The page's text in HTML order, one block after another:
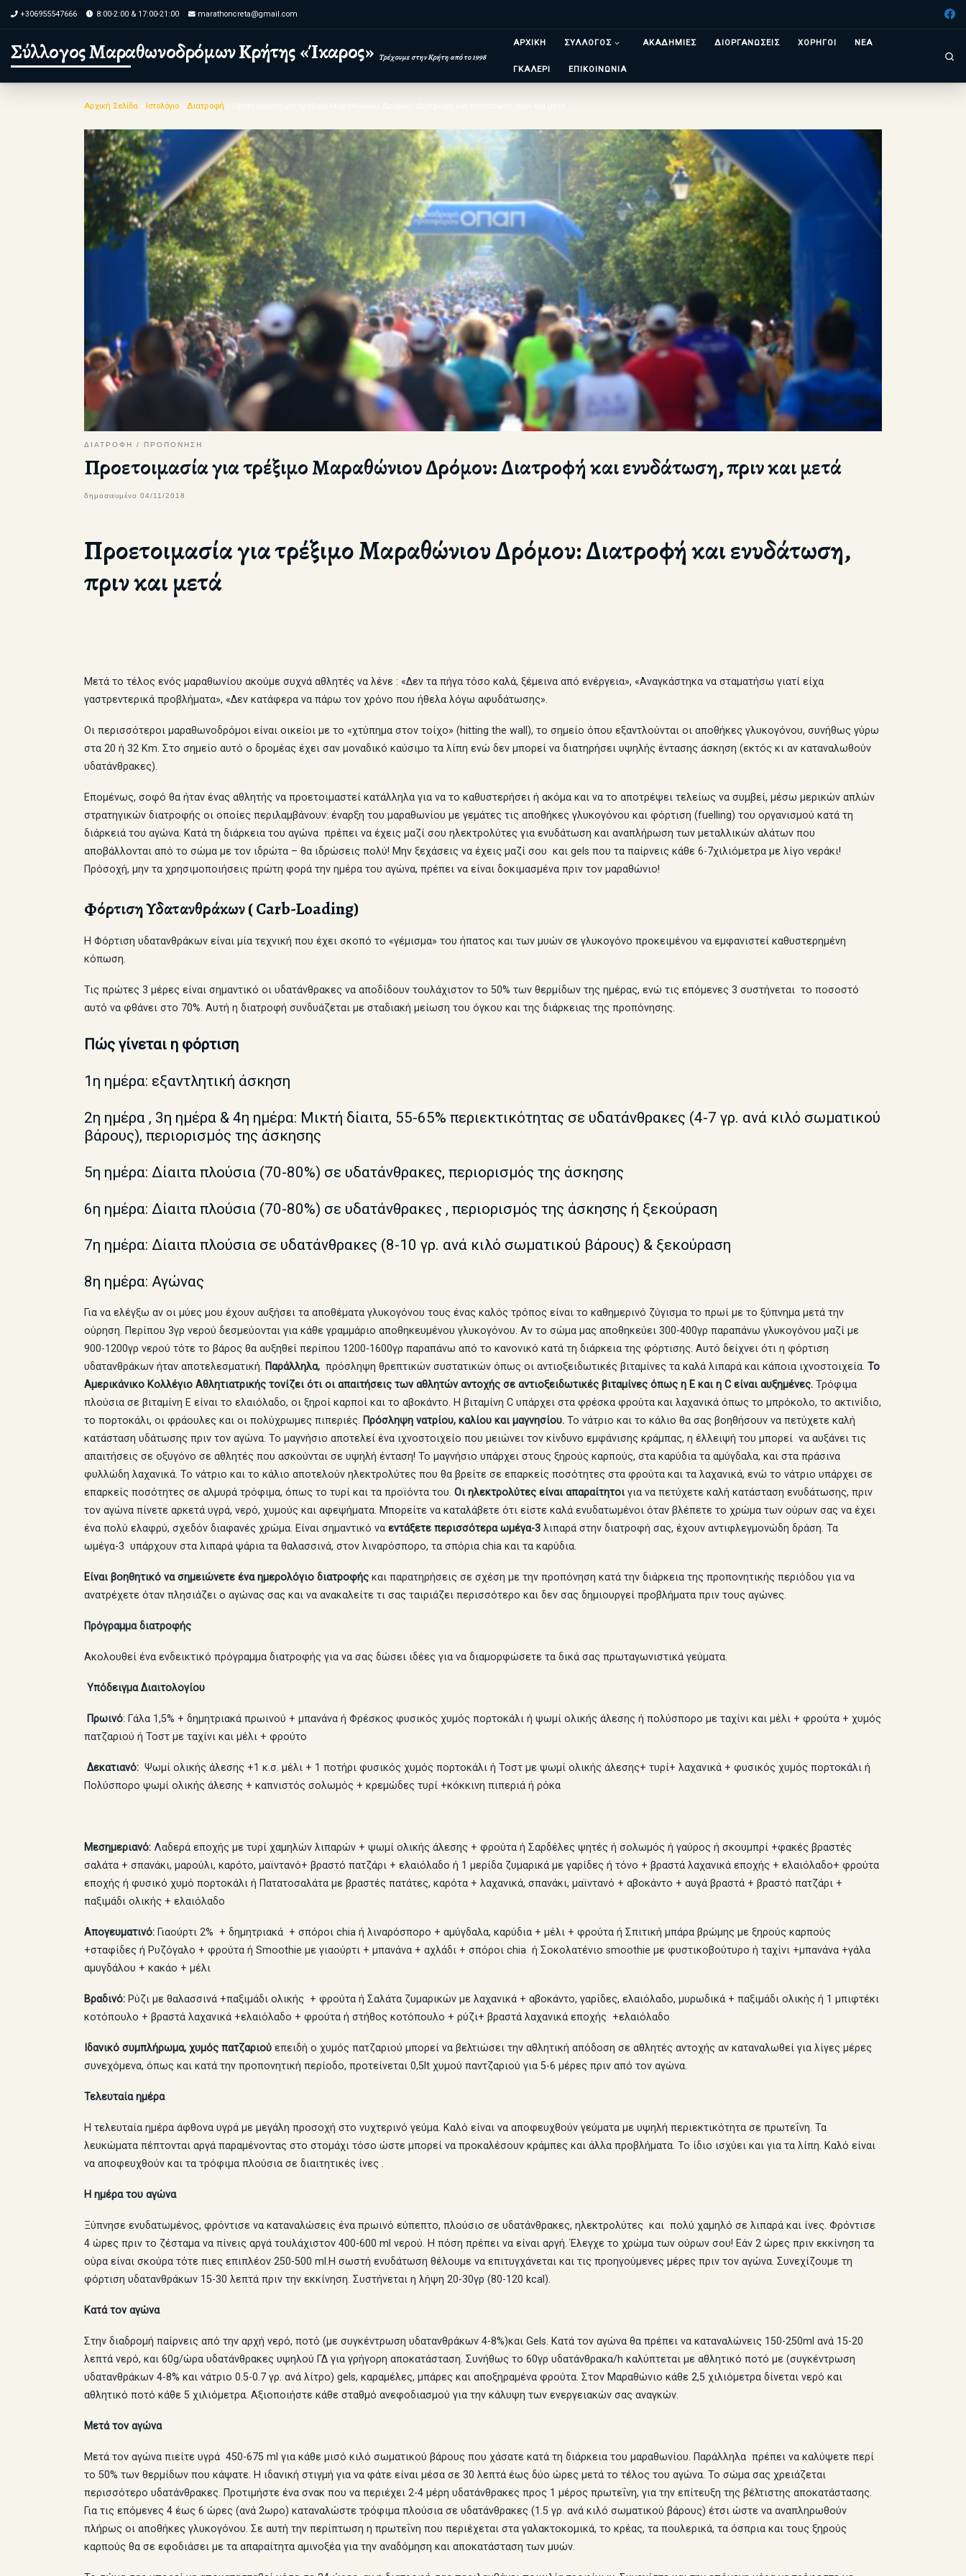
Skip to content
+306955547666 8:00-2:00 & 17:00-21:00 marathoncreta@gmail.com
Σύλλογος Μαραθωνοδρόμων Κρήτης «Ίκαρος» Τρέχουμε στην Κρήτη από το 1998
ΑΡΧΙΚΗ ΣΥΛΛΟΓΟΣ ΑΚΑΔΗΜΙΕΣ ΔΙΟΡΓΑΝΩΣΕΙΣ ΧΟΡΗΓΟΙ ΝΕΑ
ΓΚΑΛΕΡΙ ΕΠΙΚΟΙΝΩΝΙΑ
Αρχική Σελίδα Ιστολόγιο Διατροφή
ΔΙΑΤΡΟΦΗ ΠΡΟΠΟΝΗΣΗ
Προετοιμασία για τρέξιμο Μαραθώνιου Δρόμου: Διατροφή και ενυδάτωση, πριν και μετά
δημοσιευμένο 04/11/2018
Προετοιμασία για τρέξιμο Μαραθώνιου Δρόμου: Διατροφή και ενυδάτωση,
πριν και μετά
Μετά το τέλος ενός μαραθωνίου ακούμε συχνά αθλητές να λένε : «Δεν τα πήγα τόσο καλά, ξέμεινα από ενέργεια», «Αναγκάστηκα να σταματήσω γιατί είχα
γαστρεντερικά προβλήματα», «Δεν κατάφερα να πάρω τον χρόνο που ήθελα λόγω αφυδάτωσης».
Οι περισσότεροι μαραθωνοδρόμοι είναι οικείοι με το «χτύπημα στον τοίχο» (hitting the wall), το σημείο όπου εξαντλούνται οι αποθήκες γλυκογόνου, συνήθως γύρω
στα 20 ή 32 Km. Στο σημείο αυτό ο δρομέας έχει σαν μοναδικό καύσιμο τα λίπη ενώ δεν μπορεί να διατηρήσει υψηλής έντασης άσκηση (εκτός κι αν καταναλωθούν
υδατάνθρακες).
Επομένως, σοφό θα ήταν ένας αθλητής να προετοιμαστεί κατάλληλα για να το καθυστερήσει ή ακόμα και να το αποτρέψει τελείως να συμβεί, μέσω μερικών απλών
στρατηγικών διατροφής οι οποίες περιλαμβάνουν: έναρξη του μαραθωνίου με γεμάτες τις αποθήκες γλυκογόνου και φόρτιση (fuelling) του οργανισμού κατά τη
διάρκειά του αγώνα. Κατά τη διάρκεια του αγώνα πρέπει να έχεις μαζί σου ηλεκτρολύτες για ενυδάτωση και αναπλήρωση των μεταλλικών αλάτων που
αποβάλλονται από το σώμα με τον ιδρώτα – θα ιδρώσεις πολύ! Μην ξεχάσεις να έχεις μαζί σου και gels που τα παίρνεις κάθε 6-7χιλιόμετρα με λίγο νεράκι!
Πρόσοχή, μην τα χρησιμοποιήσεις πρώτη φορά την ημέρα του αγώνα, πρέπει να είναι δοκιμασμένα πριν τον μαραθώνιο!
Φόρτιση Υδατανθράκων ( Carb-Loading)
Η Φόρτιση υδατανθράκων είναι μία τεχνική που έχει σκοπό το «γέμισμα» του ήπατος και των μυών σε γλυκογόνο προκειμένου να εμφανιστεί καθυστερημένη
κόπωση.
Τις πρώτες 3 μέρες είναι σημαντικό οι υδατάνθρακες να αποδίδουν τουλάχιστον το 50% των θερμίδων της ημέρας, ενώ τις επόμενες 3 συστήνεται το ποσοστό
αυτό να φθάνει στο 70%. Αυτή η διατροφή συνδυάζεται με σταδιακή μείωση του όγκου και της διάρκειας της προπόνησης.
Πώς γίνεται η φόρτιση
1η ημέρα: εξαντλητική άσκηση
2η ημέρα , 3η ημέρα & 4η ημέρα: Μικτή δίαιτα, 55-65% περιεκτικότητας σε υδατάνθρακες (4-7 γρ. ανά κιλό σωματικού
βάρους), περιορισμός της άσκησης
5η ημέρα: Δίαιτα πλούσια (70-80%) σε υδατάνθρακες, περιορισμός της άσκησης
6η ημέρα: Δίαιτα πλούσια (70-80%) σε υδατάνθρακες , περιορισμός της άσκησης ή ξεκούραση
7η ημέρα: Δίαιτα πλούσια σε υδατάνθρακες (8-10 γρ. ανά κιλό σωματικού βάρους) & ξεκούραση
8η ημέρα: Αγώνας
Για να ελέγξω αν οι μύες μου έχουν αυξήσει τα αποθέματα γλυκογόνου τους ένας καλός τρόπος είναι το καθημερινό ζύγισμα το πρωί με το ξύπνημα μετά την
ούρηση. Περίπου 3γρ νερού δεσμεύονται για κάθε γραμμάριο αποθηκευμένου γλυκογόνου. Αν το σώμα μας αποθηκεύει 300-400γρ παραπάνω γλυκογόνου μαζί με
900-1200γρ νερού τότε το βάρος θα αυξηθεί περίπου 1200-1600γρ παραπάνω από το κανονικό κατά τη διάρκεια της φόρτισης. Αυτό δείχνει ότι η φόρτιση
υδατανθράκων ήταν αποτελεσματική. Παράλληλα, πρόσληψη θρεπτικών συστατικών όπως οι αντιοξειδωτικές βιταμίνες τα καλά λιπαρά και κάποια ιχνοστοιχεία. Το
Αμερικάνικο Κολλέγιο Αθλητιατρικής τονίζει ότι οι απαιτήσεις των αθλητών αντοχής σε αντιοξειδωτικές βιταμίνες όπως η Ε και η C είναι αυξημένες. Τρόφιμα
πλούσια σε βιταμίνη Ε είναι το ελαιόλαδο, οι ξηροί καρποί και το αβοκάντο. Η βιταμίνη C υπάρχει στα φρέσκα φρούτα και λαχανικά όπως το μπρόκολο, το ακτινίδιο,
το πορτοκάλι, οι φράουλες και οι πολύχρωμες πιπεριές. Πρόσληψη νατρίου, καλίου και μαγνησίου. Το νάτριο και το κάλιο θα σας βοηθήσουν να πετύχετε καλή
κατάσταση υδάτωσης πριν τον αγώνα. Το μαγνήσιο αποτελεί ένα ιχνοστοιχείο που μειώνει τον κίνδυνο εμφάνισης κράμπας, η έλλειψή του μπορεί να αυξάνει τις
απαιτήσεις σε οξυγόνο σε αθλητές που ασκούνται σε υψηλή ένταση! Το μαγνήσιο υπάρχει στους ξηρούς καρπούς, στα καρύδια τα αμύγδαλα, και στα πράσινα
φυλλώδη λαχανικά. Το νάτριο και το κάλιο αποτελούν ηλεκτρολύτες που θα βρείτε σε επαρκείς ποσότητες στα φρούτα και τα λαχανικά, ενώ το νάτριο υπάρχει σε
επαρκείς ποσότητες σε αλμυρά τρόφιμα, όπως το τυρί και τα προϊόντα του. Οι ηλεκτρολύτες είναι απαραίτητοι για να πετύχετε καλή κατάσταση ενυδάτωσης, πριν
τον αγώνα πίνετε αρκετά υγρά, νερό, χυμούς και αφεψήματα. Μπορείτε να καταλάβετε ότι είστε καλά ενυδατωμένοι όταν βλέπετε το χρώμα των ούρων σας να έχει
ένα πολύ ελαφρύ, σχεδόν διαφανές χρώμα. Είναι σημαντικό να εντάξετε περισσότερα ωμέγα-3 λιπαρά στην διατροφή σας, έχουν αντιφλεγμονώδη δράση. Τα
ωμέγα-3 υπάρχουν στα λιπαρά ψάρια τα θαλασσινά, στον λιναρόσπορο, τα σπόρια chia και τα καρύδια.
Είναι βοηθητικό να σημειώνετε ένα ημερολόγιο διατροφής και παρατηρήσεις σε σχέση με την προπόνηση κατά την διάρκεια της προπονητικής περιόδου για να
ανατρέχετε όταν πλησιάζει ο αγώνας σας και να ανακαλείτε τι σας ταιριάζει περισσότερο και δεν σας δημιουργεί προβλήματα πριν τους αγώνες.
Πρόγραμμα διατροφής
Ακολουθεί ένα ενδεικτικό πρόγραμμα διατροφής για να σας δώσει ιδέες για να διαμορφώσετε τα δικά σας πρωταγωνιστικά γεύματα.
Υπόδειγμα Διαιτολογίου
Πρωινό: Γάλα 1,5% + δημητριακά πρωινού + μπανάνα ή Φρέσκος φυσικός χυμός πορτοκάλι ή ψωμί ολικής άλεσης ή πολύσπορο με ταχίνι και μέλι + φρούτα + χυμός
πατζαριού ή Τοστ με ταχίνι και μέλι + φρούτο
Δεκατιανό: Ψωμί ολικής άλεσης +1 κ.σ. μέλι + 1 ποτήρι φυσικός χυμός πορτοκάλι ή Τοστ με ψωμί ολικής άλεσης+ τυρί+ λαχανικά + φυσικός χυμός πορτοκάλι ή
Πολύσπορο ψωμί ολικής άλεσης + καπνιστός σολωμός + κρεμώδες τυρί +κόκκινη πιπεριά ή ρόκα
Μεσημεριανό: Λαδερά εποχής με τυρί χαμηλών λιπαρών + ψωμί ολικής άλεσης + φρούτα ή Σαρδέλες ψητές ή σολωμός ή γαύρος ή σκουμπρί +φακές βραστές
σαλάτα + σπανάκι, μαρούλι, καρότο, μαϊντανό+ βραστό πατζάρι + ελαιόλαδο ή 1 μερίδα ζυμαρικά με γαρίδες ή τόνο + βραστά λαχανικά εποχής + ελαιόλαδο+ φρούτα
εποχής ή φυσικό χυμό πορτοκάλι ή Πατατοσαλάτα με βραστές πατάτες, καρότα + λαχανικά, σπανάκι, μαϊντανό + αβοκάντο + αυγά βραστά + βραστό πατζάρι +
παξιμάδι ολικής + ελαιόλαδο
Απογευματινό: Γιαούρτι 2% + δημητριακά + σπόροι chia ή λιναρόσπορο + αμύγδαλα, καρύδια + μέλι + φρούτα ή Σπιτική μπάρα βρώμης με ξηρούς καρπούς
+σταφίδες ή Ρυζόγαλο + φρούτα ή Smoothie με γιαούρτι + μπανάνα + αχλάδι + σπόροι chia ή Σοκολατένιο smoothie με φυστικοβούτυρο ή ταχίνι +μπανάνα +γάλα
αμυγδάλου + κακάο + μέλι
Βραδινό: Ρύζι με θαλασσινά +παξιμάδι ολικής + φρούτα ή Σαλάτα ζυμαρικών με λαχανικά + αβοκάντο, γαρίδες, ελαιόλαδο, μυρωδικά + παξιμάδι ολικής ή 1 μπιφτέκι
κοτόπουλο + βραστά λαχανικά +ελαιόλαδο + φρούτα ή στήθος κοτόπουλο + ρύζι+ βραστά λαχανικά εποχής +ελαιόλαδο
Ιδανικό συμπλήρωμα, χυμός πατζαριού επειδή ο χυμός πατζαριού μπορεί να βελτιώσει την αθλητική απόδοση σε αθλητές αντοχής αν καταναλωθεί για λίγες μέρες
συνεχόμενα, όπως και κατά την προπονητική περίοδο, προτείνεται 0,5lt χυμού παντζαριού για 5-6 μέρες πριν από τον αγώνα.
Τελευταία ημέρα
Η τελευταία ημέρα άφθονα υγρά με μεγάλη προσοχή στο νυχτερινό γεύμα. Καλό είναι να αποφευχθούν γεύματα με υψηλή περιεκτικότητα σε πρωτεΐνη. Τα
λευκώματα πέπτονται αργά παραμένοντας στο στομάχι τόσο ώστε μπορεί να προκαλέσουν κράμπες και άλλα προβλήματα. Το ίδιο ισχύει και για τα λίπη. Καλό είναι
να αποφευχθούν και τα τρόφιμα πλούσια σε διαιτητικές ίνες .
Η ημέρα του αγώνα
Ξύπνησε ενυδατωμένος, φρόντισε να καταναλώσεις ένα πρωινό εύπεπτο, πλούσιο σε υδατάνθρακες, ηλεκτρολύτες και πολύ χαμηλό σε λιπαρά και ίνες. Φρόντισε
4 ώρες πριν το ζέσταμα να πίνεις αργά τουλάχιστον 400-600 ml νερού. Η πόση πρέπει να είναι αργή. Έλεγχε το χρώμα των ούρων σου! Εάν 2 ώρες πριν εκκίνηση τα
ούρα είναι σκούρα τότε πιες επιπλέον 250-500 ml.Η σωστή ενυδάτωση θέλουμε να επιτυγχάνεται και τις προηγούμενες μέρες πριν τον αγώνα. Συνεχίζουμε τη
φόρτιση υδατανθράκων 15-30 λεπτά πριν την εκκίνηση. Συστήνεται η λήψη 20-30γρ (80-120 kcal).
Κατά τον αγώνα
Στην διαδρομή παίρνεις από την αρχή νερό, ποτό (με συγκέντρωση υδατανθράκων 4-8%)και Gels. Κατά τον αγώνα θα πρέπει να καταναλώνεις 150-250ml ανά 15-20
λεπτά νερό, και 60g/ώρα υδατάνθρακες υψηλού ΓΔ για γρήγορη αποκατάσταση. Συνήθως το 60γρ υδατάνθρακα/h καλύπτεται με αθλητικό ποτό με (συγκέντρωση
υδατανθράκων 4-8% και νάτριο 0.5-0.7 γρ. ανά λίτρο) gels, καραμέλες, μπάρες και αποξηραμένα φρούτα. Στον Μαραθώνιο κάθε 2,5 χιλιόμετρα δίνεται νερό και
αθλητικό ποτό κάθε 5 χιλιόμετρα. Αξιοποιήστε κάθε σταθμό ανεφοδιασμού για την κάλυψη των ενεργειακών σας αναγκών.
Μετά τον αγώνα
Mετά τον αγώνα πιείτε υγρά 450-675 ml για κάθε μισό κιλό σωματικού βάρους που χάσατε κατά τη διάρκεια του μαραθωνίου. Παράλληλα πρέπει να καλύψετε περί
το 50% των θερμίδων που κάψατε. Η ιδανική στιγμή για να φάτε είναι μέσα σε 30 λεπτά έως δύο ώρες μετά το τέλος του αγώνα. Το σώμα σας χρειάζεται
περισσότερο υδατάνθρακες. Προτιμήστε ένα σνακ που να περιέχει 2-4 μέρη υδατάνθρακες προς 1 μέρος πρωτεΐνη, για την επίτευξη της βέλτιστης αποκατάστασης.
Για τις επόμενες 4 έως 6 ώρες (ανά 2ωρο) καταναλώστε τρόφιμα πλούσια σε υδατάνθρακες (1.5 γρ. ανά κιλό σωματικού βάρους) έτσι ώστε να αναπληρωθούν
πλήρως οι αποθήκες γλυκογόνου. Σε αυτή την περίπτωση η πρωτεΐνη που περιέχεται στα γαλακτοκομικά, το κρέας, τα πουλερικά, τα όσπρια και τους ξηρούς
καρπούς θα σε εφοδιάσει με τα απαραίτητα αμινοξέα για την αναδόμηση και αποκατάσταση των μυών.